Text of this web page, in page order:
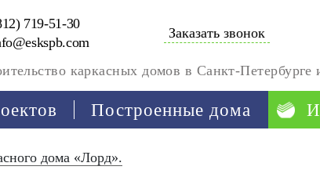
719-51-30
Заказать звонок
каркасных домов в Санкт-Петербурге
Построенные дома
дома «Лорд».